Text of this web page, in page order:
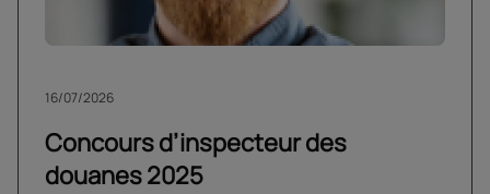
Concours d’inspecteur des
douanes 2025
16/07/2026